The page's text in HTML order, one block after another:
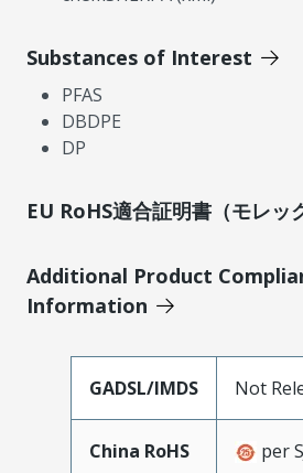
Substances of Interest
PFAS
DBDPE
DP
EU RoHS適合証明書（モレッ
Additional Product
Information
GADSL/IMDS Not
China RoHS per